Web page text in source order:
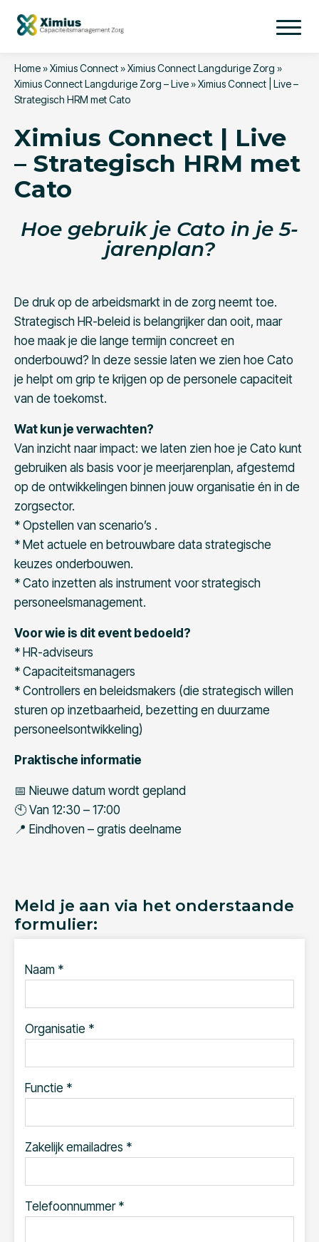
Home»Ximius Connect»Ximius Connect Langdurige Zorg »
Ximius Connect Langdurige Zorg – Live»Ximius Connect | Live –
Strategisch HRM met Cato
Ximius Connect | Live
– Strategisch HRM met
Cato
Hoe gebruik je Cato in je 5-
jarenplan?
De druk op de arbeidsmarkt in de zorg neemt toe.
Strategisch HR-beleid is belangrijker dan ooit, maar
hoe maak je die lange termijn concreet en
onderbouwd? In deze sessie laten we zien hoe Cato
je helpt om grip te krijgen op de personele capaciteit
van de toekomst.
Wat kun je verwachten?
Van inzicht naar impact: we laten zien hoe je Cato kunt
gebruiken als basis voor je meerjarenplan, afgestemd
op de ontwikkelingen binnen jouw organisatie én in de
zorgsector.
* Opstellen van scenario’s .
* Met actuele en betrouwbare data strategische
keuzes onderbouwen.
* Cato inzetten als instrument voor strategisch
personeelsmanagement.
Voor wie is dit event bedoeld?
* HR-adviseurs
* Capaciteitsmanagers
* Controllers en beleidsmakers (die strategisch willen
sturen op inzetbaarheid, bezetting en duurzame
personeelsontwikkeling)
Praktische informatie
📅 Nieuwe datum wordt gepland
🕙 Van 12:30 – 17:00
📍 Eindhoven – gratis deelname
Meld je aan via het onderstaande
formulier:
Naam *
Organisatie *
Functie *
Zakelijk emailadres *
Telefoonnummer *